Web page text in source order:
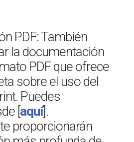
PDF: También
la documentación
PDF que ofrece
sobre el uso del
Puedes
[aquí].
proporcionarán